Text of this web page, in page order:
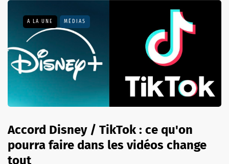
A LA UNE MÉDIAS
Accord Disney / TikTok : ce qu'on
pourra faire dans les vidéos change
tout